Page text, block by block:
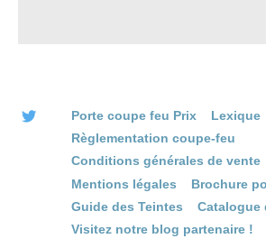
Porte coupe feu Prix
Lexique
Règlementation coupe-feu
Conditions générales de vente
Mentions légales
Brochure
Guide des Teintes
Catalogue
Visitez notre blog partenaire !